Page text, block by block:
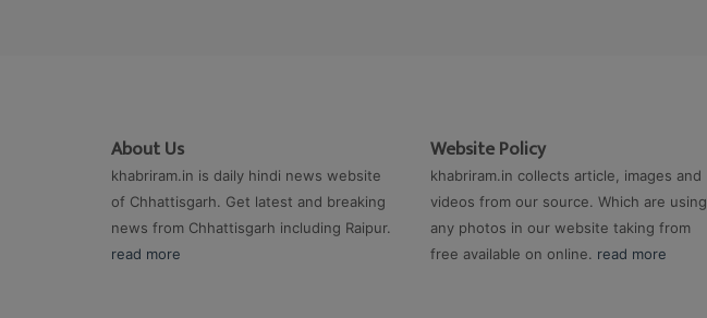
About Us
khabriram.in is daily hindi news website
of Chhattisgarh. Get latest and breaking
news from Chhattisgarh including Raipur.
read more
Website Policy
khabriram.in collects article, images and
videos from our source. Which are using
any photos in our website taking from
free available on online. read more